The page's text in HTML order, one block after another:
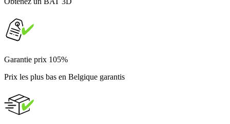
Garantie prix 105%
Prix les plus bas en Belgique garantis